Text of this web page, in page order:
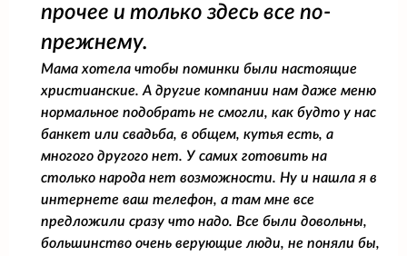
прочее и только здесь все по-
прежнему.
Мама хотела чтобы поминки были настоящие
христианские. А другие компании нам даже меню
нормальное подобрать не смогли, как будто у нас
банкет или свадьба, в общем, кутья есть, а
многого другого нет. У самих готовить на
столько народа нет возможности. Ну и нашла я в
интернете ваш телефон, а там мне все
предложили сразу что надо. Все были довольны,
большинство очень верующие люди, не поняли бы,